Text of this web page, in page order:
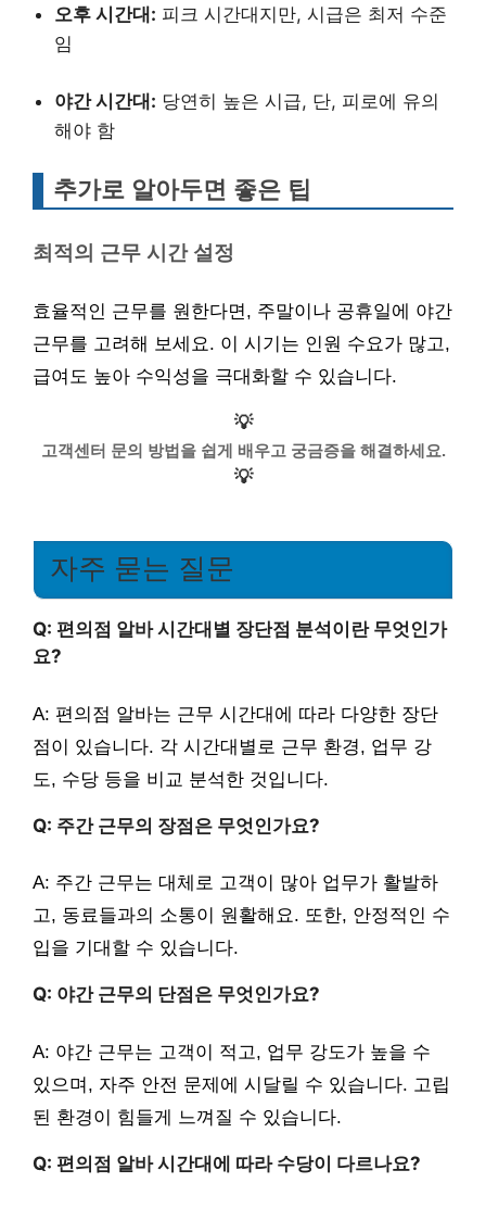
오후 시간대: 피크 시간대지만, 시급은 최저 수준
임
야간 시간대: 당연히 높은 시급, 단, 피로에 유의
해야 함
추가로 알아두면 좋은 팁
최적의 근무 시간 설정
효율적인 근무를 원한다면, 주말이나 공휴일에 야간
근무를 고려해 보세요. 이 시기는 인원 수요가 많고,
급여도 높아 수익성을 극대화할 수 있습니다.
💡
고객센터 문의 방법을 쉽게 배우고 궁금증을 해결하세요.
💡
자주 묻는 질문
Q: 편의점 알바 시간대별 장단점 분석이란 무엇인가
요?
A: 편의점 알바는 근무 시간대에 따라 다양한 장단
점이 있습니다. 각 시간대별로 근무 환경, 업무 강
도, 수당 등을 비교 분석한 것입니다.
Q: 주간 근무의 장점은 무엇인가요?
A: 주간 근무는 대체로 고객이 많아 업무가 활발하
고, 동료들과의 소통이 원활해요. 또한, 안정적인 수
입을 기대할 수 있습니다.
Q: 야간 근무의 단점은 무엇인가요?
A: 야간 근무는 고객이 적고, 업무 강도가 높을 수
있으며, 자주 안전 문제에 시달릴 수 있습니다. 고립
된 환경이 힘들게 느껴질 수 있습니다.
Q: 편의점 알바 시간대에 따라 수당이 다르나요?